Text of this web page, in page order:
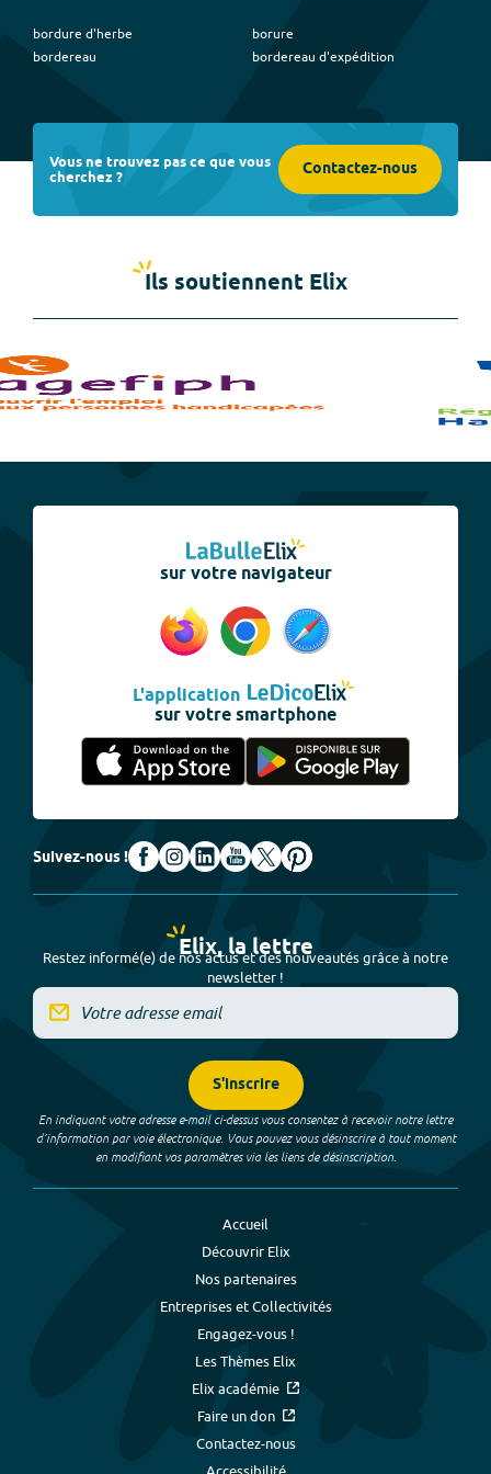
bordure d'herbe
bordereau
borure
bordereau d'expédition
Vous ne trouvez pas ce que vous
cherchez ? Contactez-nous
Ils soutiennent Elix
sur votre navigateur
L'application
sur votre smartphone
Suivez-nous !
Elix, la lettre
Restez informé(e) de nos actus et des nouveautés grâce à notre
newsletter !
S'inscrire
En indiquant votre adresse e-mail ci-dessus vous consentez à recevoir notre lettre
d’information par voie électronique. Vous pouvez vous désinscrire à tout moment
en modifiant vos paramètres via les liens de désinscription.
Accueil
Découvrir Elix
Nos partenaires
Entreprises et Collectivités
Engagez-vous !
Les Thèmes Elix
Elix académie
Faire un don
Contactez-nous